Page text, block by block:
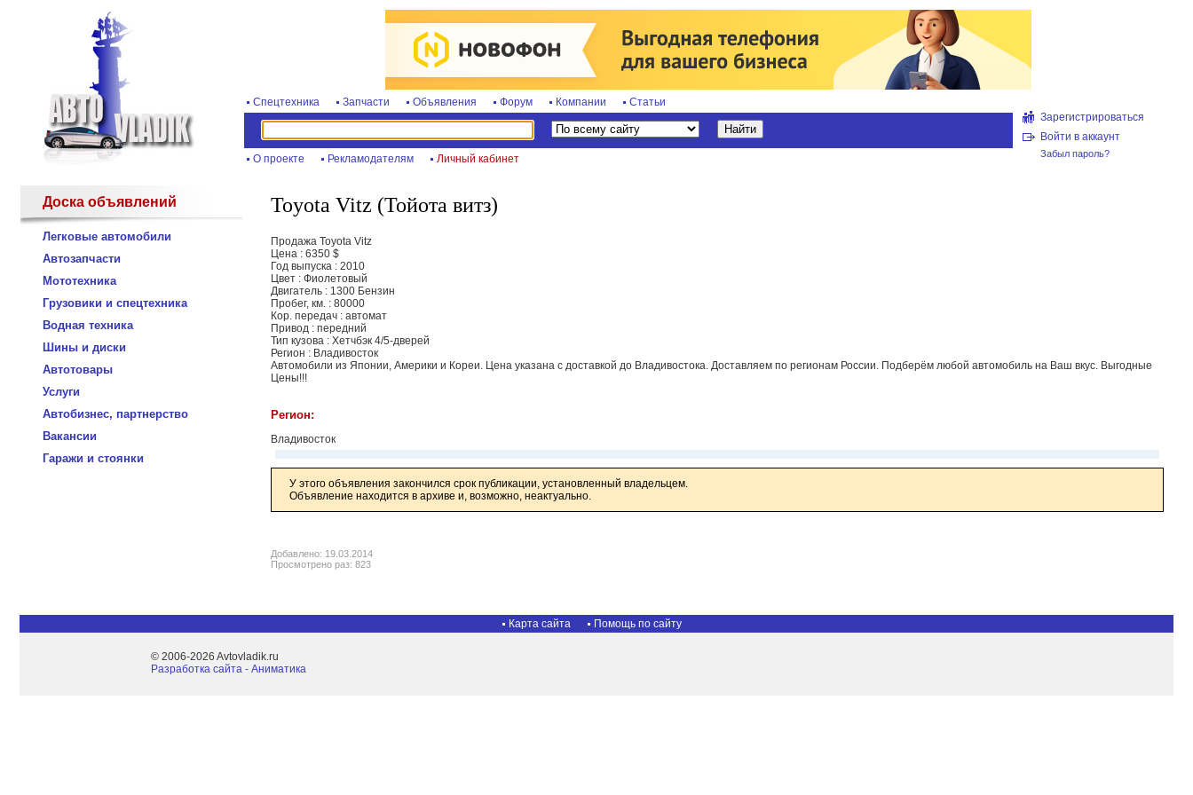
Спецтехника Запчасти Объявления Форум Компании Статьи
О проекте Рекламодателям Личный кабинет
Зарегистрироваться
Войти в аккаунт
Забыл пароль?
Доска объявлений
Легковые автомобили
Автозапчасти
Мототехника
Грузовики и спецтехника
Водная техника
Шины и диски
Автотовары
Услуги
Автобизнес, партнерство
Вакансии
Гаражи и стоянки
Toyota Vitz (Тойота витз)
Продажа Toyota Vitz
Цена : 6350 $
Год выпуска : 2010
Цвет : Фиолетовый
Двигатель : 1300 Бензин
Пробег, км. : 80000
Кор. передач : автомат
Привод : передний
Тип кузова : Хетчбэк 4/5-дверей
Регион : Владивосток
Автомобили из Японии, Америки и Кореи. Цена указана с доставкой до Владивостока. Доставляем по регионам России. Подберём любой автомобиль на Ваш вкус. Выгодные
Цены!!!
Регион:
Владивосток
У этого объявления закончился срок публикации, установленный владельцем.
Объявление находится в архиве и, возможно, неактуально.
Добавлено: 19.03.2014
Просмотрено раз: 823
Карта сайта Помощь по сайту
© 2006-2026 Avtovladik.ru
Разработка сайта - Aниматика